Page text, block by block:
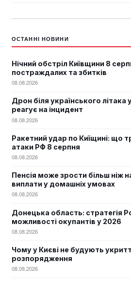
ОСТАННІ НОВИНИ
Нічний обстріл Київщини 8
постраждалих та збитків
08.08.2026
Дрон біля українського літака
реагує на інцидент
08.08.2026
Ракетний удар по Киїщині: що
атаки РФ 8 серпня
08.08.2026
Пенсія може зрости більш ніж
виплати у домашніх умовах
08.08.2026
Донецька область: стратегія
можливості окупантів у 2026
08.08.2026
Чому у Києві не будують
розпорядження
08.08.2026